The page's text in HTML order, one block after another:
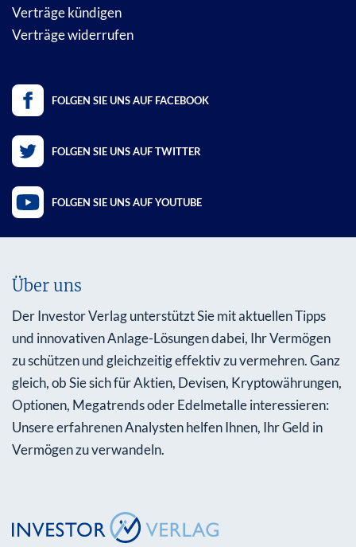
Verträge kündigen
Verträge widerrufen
FOLGEN SIE UNS AUF FACEBOOK
FOLGEN SIE UNS AUF TWITTER
FOLGEN SIE UNS AUF YOUTUBE
Über uns
Der Investor Verlag unterstützt Sie mit aktuellen Tipps
und innovativen Anlage-Lösungen dabei, Ihr Vermögen
zu schützen und gleichzeitig effektiv zu vermehren. Ganz
gleich, ob Sie sich für Aktien, Devisen, Kryptowährungen,
Optionen, Megatrends oder Edelmetalle interessieren:
Unsere erfahrenen Analysten helfen Ihnen, Ihr Geld in
Vermögen zu verwandeln.